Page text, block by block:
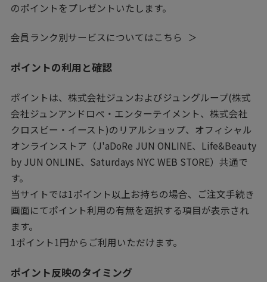
のポイントをプレゼントいたします。
会員ランク別サービスについてはこちら
ポイントの利用と確認
ポイントは、株式会社ジュンおよびジュングループ(株式
会社ジュンアンドロペ・エンターテイメント、株式会社
クロスビー・イースト)のリアルショップ、オフィシャル
オンラインストア（J'aDoRe JUN ONLINE、Life&Beauty
by JUN ONLINE、Saturdays NYC WEB STORE）共通で
す。
当サイトでは1ポイント以上お持ちの場合、ご注文手続き
画面にてポイント利用の有無を選択する項目が表示され
ます。
1ポイント1円からご利用いただけます。
ポイント反映のタイミング